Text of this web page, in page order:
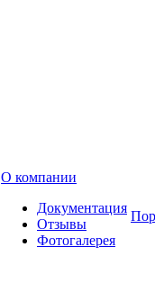
О компании
Документация
Отзывы
Фотогалерея